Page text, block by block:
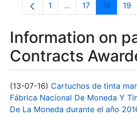
Page
1 ...Intermediate
Page
17 Page
18 19
Information on
Contracts
(13-07-16) Cartuchos de tinta
Fábrica Nacional De Moneda Y
De La Moneda durante el año